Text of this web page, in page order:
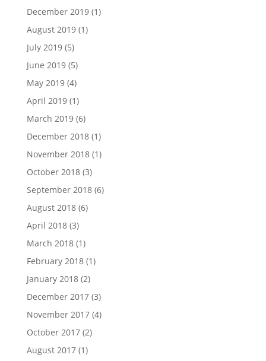
December 2019(1)
August 2019(1)
July 2019(5)
June 2019(5)
May 2019(4)
April 2019(1)
March 2019(6)
December 2018(1)
November 2018(1)
October 2018(3)
September 2018(6)
August 2018(6)
April 2018(3)
March 2018(1)
February 2018(1)
January 2018(2)
December 2017(3)
November 2017(4)
October 2017(2)
August 2017(1)